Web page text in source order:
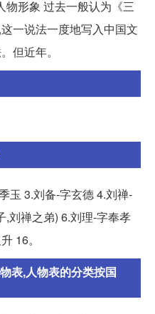
物形象 过去一般认为《三
一说法一度地写入中国文
但近年。
玉 3.刘备-字玄德 4.刘禅-
,刘禅之弟) 6.刘理-字奉孝
16。
表,人物表的分类按国